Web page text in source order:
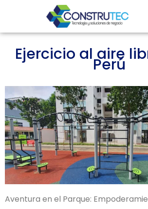
Ejercicio al aire
Perú
Aventura en el Parque: